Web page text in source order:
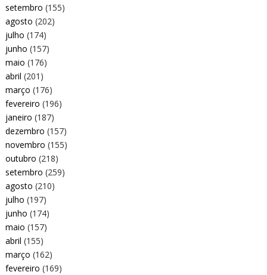
setembro (155)
agosto (202)
julho (174)
junho (157)
maio (176)
abril (201)
março (176)
fevereiro (196)
janeiro (187)
dezembro (157)
novembro (155)
outubro (218)
setembro (259)
agosto (210)
julho (197)
junho (174)
maio (157)
abril (155)
março (162)
fevereiro (169)